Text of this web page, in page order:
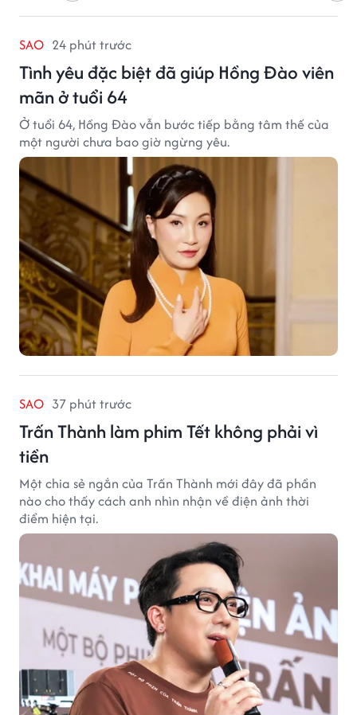
SAO 24 phút trước
Tình yêu đặc biệt đã giúp Hồng Đào viên
mãn ở tuổi 64
Ở tuổi 64, Hồng Đào vẫn bước tiếp bằng tâm thế của
một người chưa bao giờ ngừng yêu.
SAO 37 phút trước
Trấn Thành làm phim Tết không phải vì
tiền
Một chia sẻ ngắn của Trấn Thành mới đây đã phần
nào cho thấy cách anh nhìn nhận về điện ảnh thời
điểm hiện tại.